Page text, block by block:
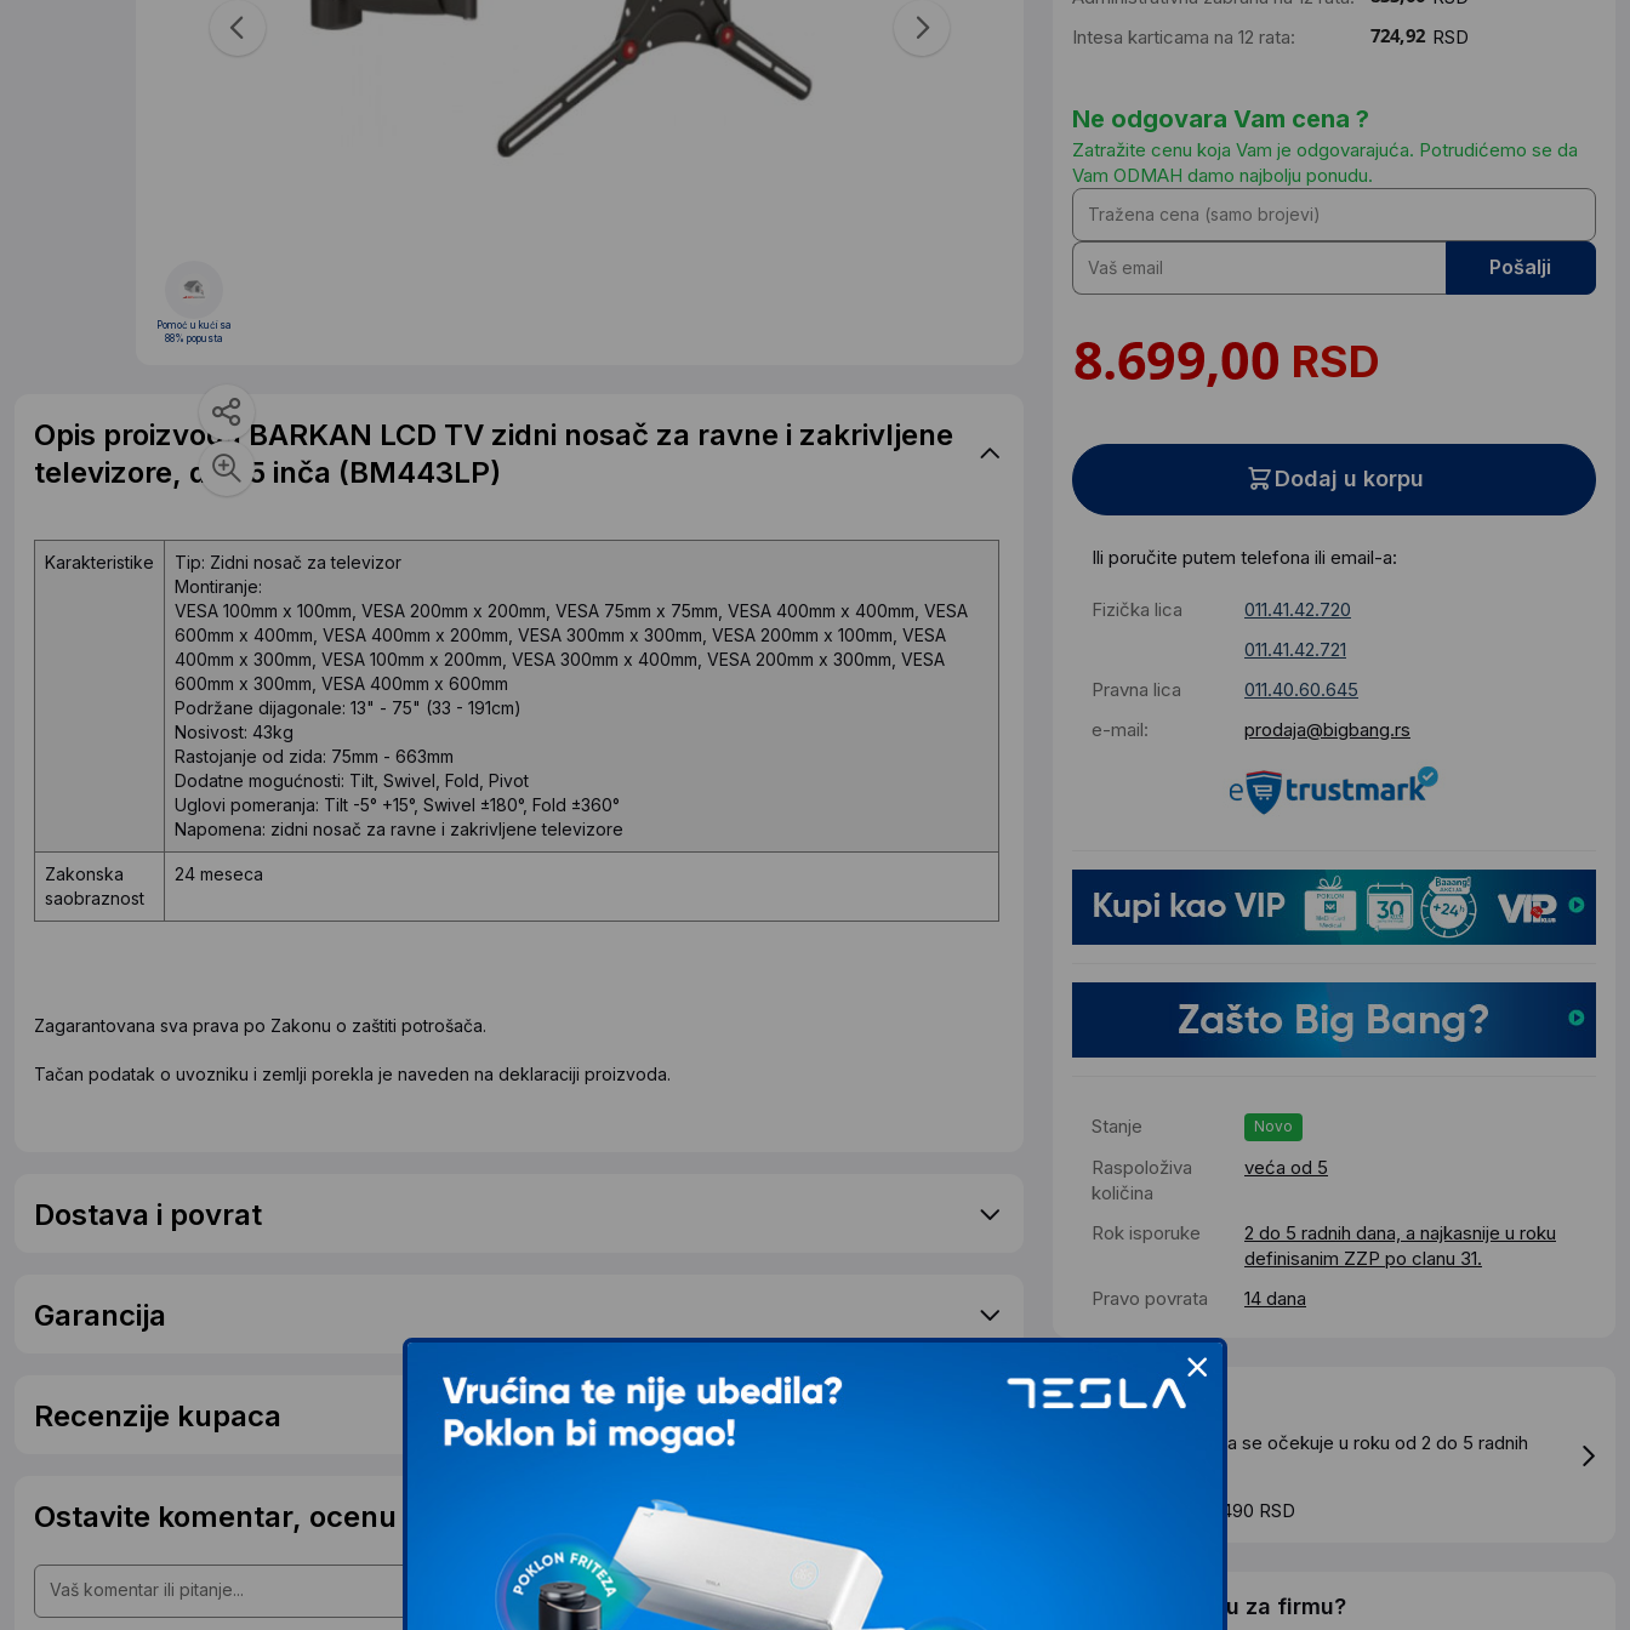
Intesa karticama na 12 rata:
RSD
Ne odgovara Vam cena ?
Zatražite cenu koja Vam je odgovarajuća. Potrudićemo se da
Vam ODMAH damo najbolju ponudu.
Pošalji
RSD
Dodaj u korpu
Ili poručite putem telefona ili email-a:
Fizička lica
011.41.42.720
011.41.42.721
Pravna lica
011.40.60.645
e-mail:
prodaja@bigbang.rs
Stanje Novo
Raspoloživa
količina
veća od 5
Rok isporuke
2 do 5 radnih dana, a najkasnije u roku
definisanim ZZP po clanu 31.
Pravo povrata
14 dana
Dostava
Standardna dostava se očekuje u roku od 2 do 5 radnih
Troskovi dostave 490 RSD
Želite li ponudu za firmu?
Pomoć u kući sa
88% popusta
Opis proizvoda BARKAN LCD TV zidni nosač za ravne i zakrivljene
televizore, do 75 inča (BM443LP)
Karakteristike Tip: Zidni nosač za televizor
Montiranje:
VESA 100mm x 100mm, VESA 200mm x 200mm, VESA 75mm x 75mm, VESA 400mm x 400mm, VESA
600mm x 400mm, VESA 400mm x 200mm, VESA 300mm x 300mm, VESA 200mm x 100mm, VESA
400mm x 300mm, VESA 100mm x 200mm, VESA 300mm x 400mm, VESA 200mm x 300mm, VESA
600mm x 300mm, VESA 400mm x 600mm
Podržane dijagonale: 13" - 75" (33 - 191cm)
Nosivost: 43kg
Rastojanje od zida: 75mm - 663mm
Dodatne mogućnosti: Tilt, Swivel, Fold, Pivot
Uglovi pomeranja: Tilt -5° +15°, Swivel ±180°, Fold ±360°
Napomena: zidni nosač za ravne i zakrivljene televizore
Zakonska
saobraznost
24 meseca
Zagarantovana sva prava po Zakonu o zaštiti potrošača.
Tačan podatak o uvozniku i zemlji porekla je naveden na deklaraciji proizvoda.
Dostava i povrat
Garancija
Recenzije kupaca
Ostavite komentar, ocenu ili postavite pitanje